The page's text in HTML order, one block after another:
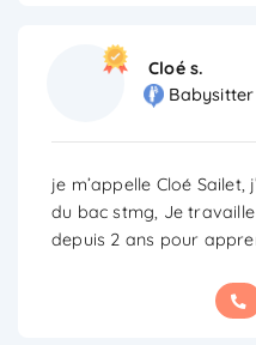
Cloé s.
je m’appelle Cloé Sailet,
du bac stmg, Je
depuis 2 ans pour